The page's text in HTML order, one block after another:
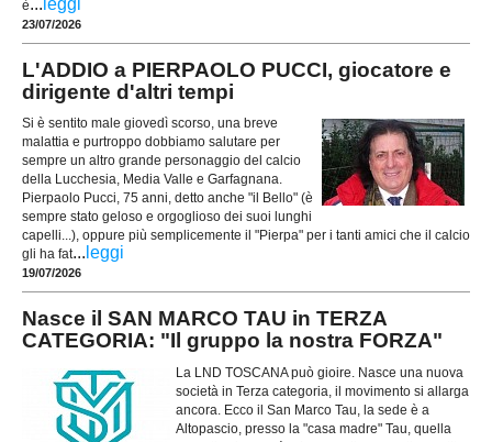
è... leggi
23/07/2026
L'ADDIO a PIERPAOLO PUCCI, giocatore e
dirigente d'altri tempi
Si è sentito male giovedì scorso, una breve
malattia e purtroppo dobbiamo salutare per
sempre un altro grande personaggio del calcio
della Lucchesia, Media Valle e Garfagnana.
Pierpaolo Pucci, 75 anni, detto anche "il Bello" (è
sempre stato geloso e orgoglioso dei suoi lunghi
capelli...), oppure più semplicemente il "Pierpa" per i tanti amici che il calcio
gli ha fat... leggi
19/07/2026
Nasce il SAN MARCO TAU in TERZA
CATEGORIA: "Il gruppo la nostra FORZA"
La LND TOSCANA può gioire. Nasce una nuova
società in Terza categoria, il movimento si allarga
ancora. Ecco il San Marco Tau, la sede è a
Altopascio, presso la "casa madre" Tau, quella